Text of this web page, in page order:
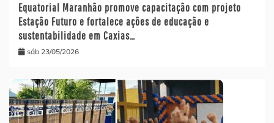
Equatorial Maranhão promove capacitação com projeto
Estação Futuro e fortalece ações de educação e
sustentabilidade em Caxias…
sáb 23/05/2026